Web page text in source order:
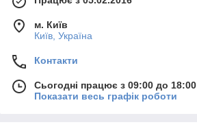
м. Київ
Київ, Україна
Контакти
Сьогодні працює з 09:00 до 18:00
Показати весь графік роботи